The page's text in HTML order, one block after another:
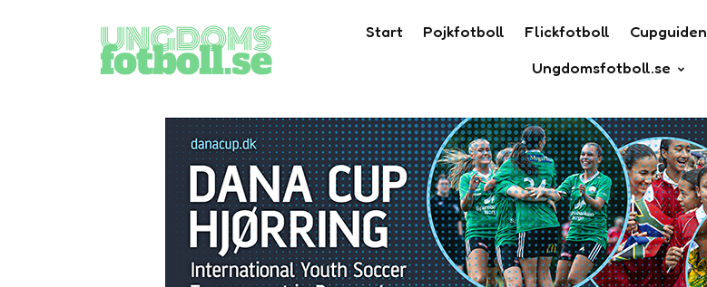
Start Pojkfotboll Flickfotboll Cupguiden
Ungdomsfotboll.se